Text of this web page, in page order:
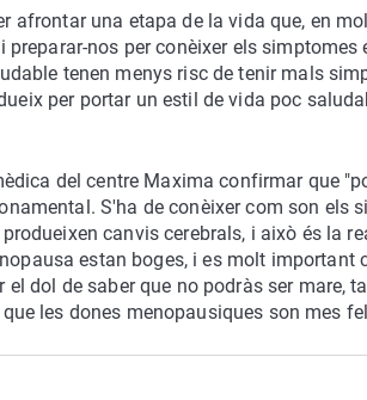
afrontar una etapa de la vida que, en
nos per conèixer els
tenen menys risc de tenir mals
per portar un estil de vida poc
del centre Maxima confirmar que
S'ha de conèixer com son els
canvis cerebrals, i això és la
estan boges, i es molt important
dol de saber que no podràs ser mare,
les dones menopausiques son mes